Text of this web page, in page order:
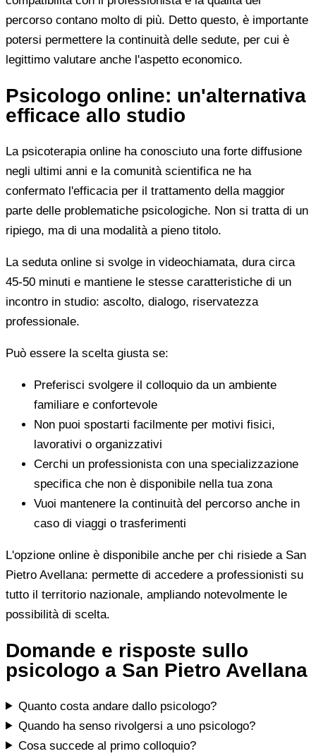
percorso contano molto di più. Detto questo, è importante
potersi permettere la continuità delle sedute, per cui è
legittimo valutare anche l'aspetto economico.
Psicologo online: un'alternativa
efficace allo studio
La psicoterapia online ha conosciuto una forte diffusione
negli ultimi anni e la comunità scientifica ne ha
confermato l'efficacia per il trattamento della maggior
parte delle problematiche psicologiche. Non si tratta di un
ripiego, ma di una modalità a pieno titolo.
La seduta online si svolge in videochiamata, dura circa
45-50 minuti e mantiene le stesse caratteristiche di un
incontro in studio: ascolto, dialogo, riservatezza
professionale.
Può essere la scelta giusta se:
Preferisci svolgere il colloquio da un ambiente
familiare e confortevole
Non puoi spostarti facilmente per motivi fisici,
lavorativi o organizzativi
Cerchi un professionista con una specializzazione
specifica che non è disponibile nella tua zona
Vuoi mantenere la continuità del percorso anche in
caso di viaggi o trasferimenti
L'opzione online è disponibile anche per chi risiede a San
Pietro Avellana: permette di accedere a professionisti su
tutto il territorio nazionale, ampliando notevolmente le
possibilità di scelta.
Domande e risposte sullo
psicologo a San Pietro Avellana
Quanto costa andare dallo psicologo?
Quando ha senso rivolgersi a uno psicologo?
Cosa succede al primo colloquio?